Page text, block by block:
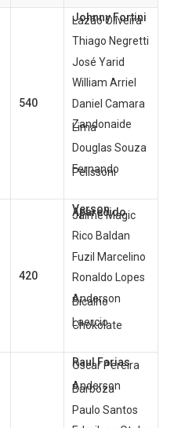
540
Johnny Fortini
Lázão Oliveira
Thiago Negretti
José Yarid
William Arriel
Daniel Camara
Zandonaide
Lima
Douglas Souza
Fernando
Pelissoni
420
Verson
Aparecido
Jaime Magic
Rico Baldan
Fuzil Marcelino
Ronaldo Lopes
Anderson
Bicalho
Laercio
Chokolate
Raul Farias
Oscar Pereira
Anderson
Barboza
Paulo Santos